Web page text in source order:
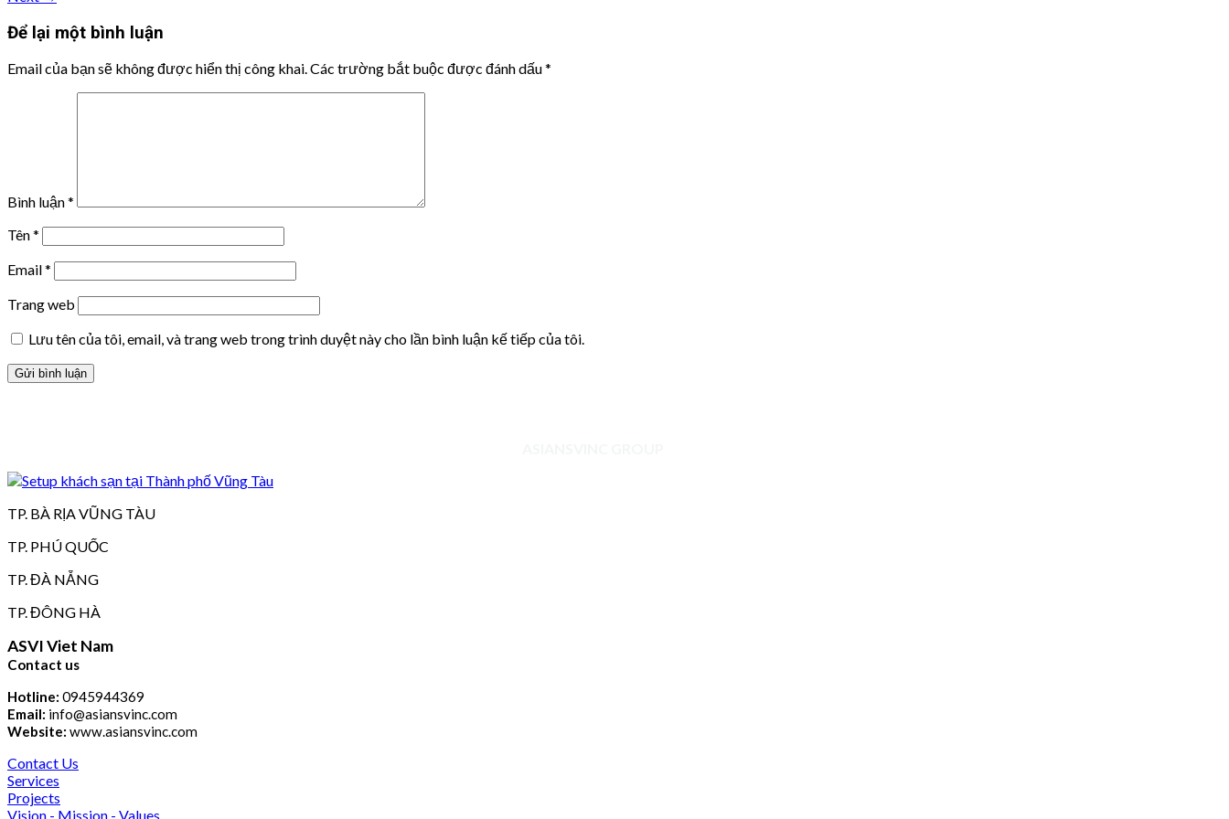
Để lại một bình luận
Email của bạn sẽ không được hiển thị công khai.Các trường bắt buộc được đánh dấu*
Bình luận*
Tên*
Email*
Trang web
Lưu tên của tôi, email, và trang web trong trình duyệt này cho lần bình luận kế tiếp của tôi.
TP. BÀ RỊA VŨNG TÀU
TP. PHÚ QUỐC
TP. ĐÀ NẴNG
TP. ĐÔNG HÀ
ASVI Viet Nam
Contact us
Hotline: 0945944369
Email: info@asiansvinc.com
Website: www.asiansvinc.com
Contact Us
Services
Projects
Vision - Mission - Values